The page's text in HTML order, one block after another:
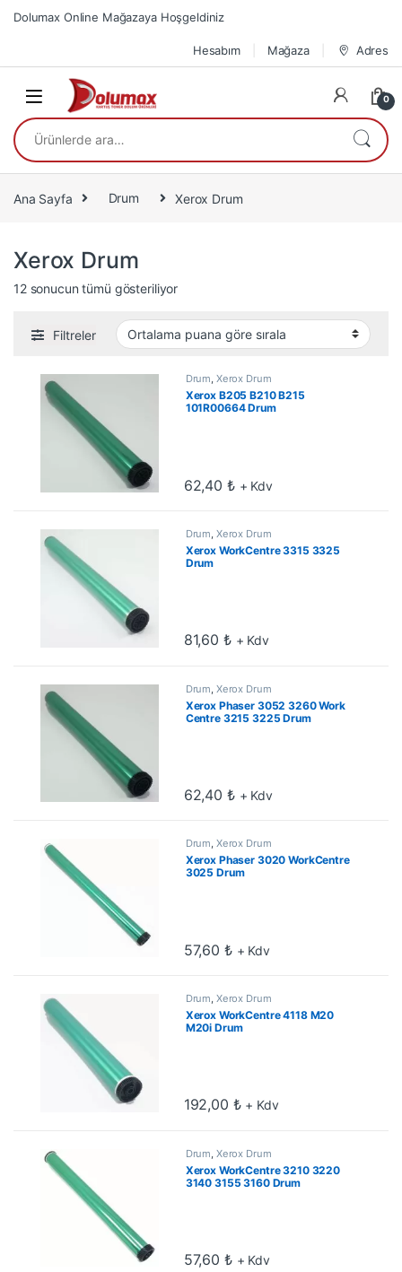
Skip to navigation
Skip to content
Dolumax Online Mağazaya Hoşgeldiniz
Hesabım Mağaza Adres
0
Ara:
Ana Sayfa Drum Xerox Drum
Xerox Drum
12 sonucun tümü gösteriliyorEn çok oy alana göre sıralandı
Filtreler
Drum, Xerox Drum
Xerox B205 B210 B215
101R00664 Drum
62,40 ₺ + Kdv
Drum, Xerox Drum
Xerox WorkCentre 3315 3325
Drum
81,60 ₺ + Kdv
Drum Xerox Drum
Xerox Phaser 3052 3260 Work
Centre 3215 3225 Drum
62,40 ₺ + Kdv
Drum, Xerox Drum
Xerox Phaser 3020 WorkCentre
3025 Drum
57,60 ₺ + Kdv
Drum, Xerox Drum
Xerox WorkCentre 4118 M20
M20i Drum
192,00 ₺ + Kdv
Drum Xerox Drum
Xerox WorkCentre 3210 3220
3140 3155 3160 Drum
57,60 ₺ + Kdv